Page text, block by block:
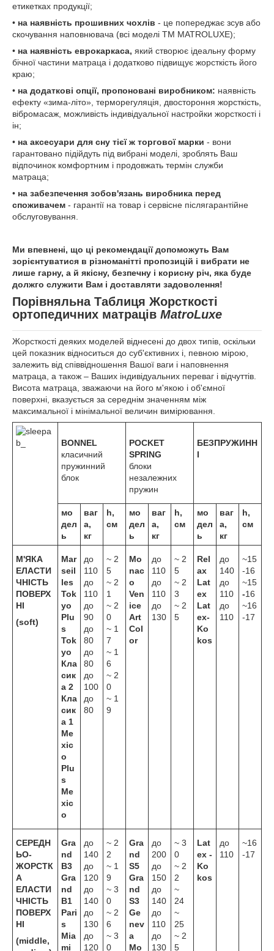
етикетках продукції;
• на наявність прошивних чохлів - це попереджає зсув або
скочування наповнювача (всі моделі ТМ MATROLUXE);
• на наявність еврокаркаса, який створює ідеальну форму
бічної частини матраца і додатково підвищує жорсткість його
краю;
• на додаткові опції, пропоновані виробником: наявність
ефекту «зима-літо», терморегуляція, двостороння жорсткість,
вібромасаж, можливість індивідуальної настройки жорсткості і
ін;
• на аксесуари для сну тієї ж торгової марки - вони
гарантовано підійдуть під вибрані моделі, зроблять Ваш
відпочинок комфортним і продовжать термін служби
матраца;
• на забезпечення зобов'язань виробника перед
споживачем - гарантії на товар і сервісне післягарантійне
обслуговування.
Ми впевнені, що ці рекомендації допоможуть Вам
зорієнтуватися в різноманітті пропозицій і вибрати не
лише гарну, а й якісну, безпечну і корисну річ, яка буде
должго служити Вам і доставляти задоволення!
Порівняльна Таблиця Жорсткості
ортопедичних матраців MatroLuxe
Жорсткості деяких моделей віднесені до двох типів, оскільки
цей показник відноситься до суб'єктивних і, певною мірою,
залежить від співвідношення Вашої ваги і наповнення
матраца, а також – Ваших індивідуальних переваг і відчуттів.
Висота матраца, зважаючи на його м'якою і об'ємної
поверхні, вказується за середнім значенням між
максимальної і мінімальної величин вимірювання.
BONNEL
класичний
пружинний
блок
POCKET
SPRING
блоки
незалежних
пружин
БЕЗПРУЖИНН
І
мо
дел
ь
ваг
а,
кг
h,
см
мо
дел
ь
ваг
а,
кг
h,
см
мо
дел
ь
ваг
а,
кг
h,
см
М'ЯКА
ЕЛАСТИ
ЧНІСТЬ
ПОВЕРХ
НІ
(soft)
Mar
seil
les
Tok
yo
Plu
s
Tok
yo
Кла
сик
а 2
Кла
сик
а 1
Me
xic
o
Plu
s
Me
xic
o
до
110
до
110
до
90
до
80
до
80
до
100
до
80
~ 2
5
~ 2
1
~ 2
0
~ 1
7
~ 1
6
~ 2
0
~ 1
9
Mo
nac
o
Ven
ice
Art
Col
or
до
110
до
110
до
130
~ 2
5
~ 2
3
~ 2
5
Rel
ax
Lat
ex
Lat
ex-
Ko
kos
до
140
до
110
до
110
~15
-16
~15
-16
~16
-17
СЕРЕДН
ЬО-
ЖОРСТК
А
ЕЛАСТИ
ЧНІСТЬ
ПОВЕРХ
НІ
(middle,
Gra
nd
B3
Gra
nd
B1
Pari
s
Mia
mi
до
140
до
120
до
140
до
130
до
120
~ 2
2
~ 1
9
~ 3
0
~ 2
6
~ 3
0
Gra
nd
S5
Gra
nd
S3
Ge
nev
a
Mo
до
200
до
150
до
140
до
110
до
130
~ 3
0
~ 2
2
~
24
~
25
~ 2
5
Lat
ex -
Ko
kos
до
110
~16
-17